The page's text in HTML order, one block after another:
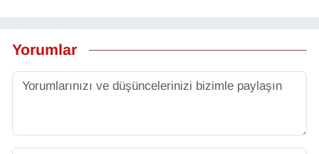
Yorumlar